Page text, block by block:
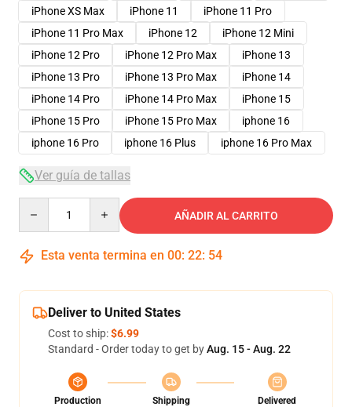
iPhone XS Max
iPhone 11
iPhone 11 Pro
iPhone 11 Pro Max
iPhone 12
iPhone 12 Mini
iPhone 12 Pro
iPhone 12 Pro Max
iPhone 13
iPhone 13 Pro
iPhone 13 Pro Max
iPhone 14
iPhone 14 Pro
iPhone 14 Pro Max
iPhone 15
iPhone 15 Pro
iPhone 15 Pro Max
iphone 16
iphone 16 Pro
iphone 16 Plus iphone 16 Pro Max
Ver guía de tallas
AÑADIR AL CARRITO
Esta venta termina en 00: 22: 53
Deliver to United States
Cost to ship:$6.99
Standard - Order today to get byAug. 15 - Aug. 22
Production
Shipping
Delivered